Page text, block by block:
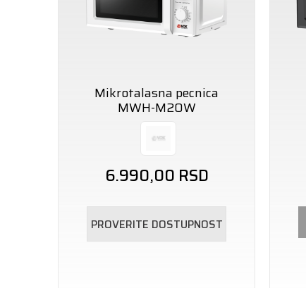
Mikrotalasna pecnica
MWH-M20W
6.990,00 RSD
PROVERITE DOSTUPNOST